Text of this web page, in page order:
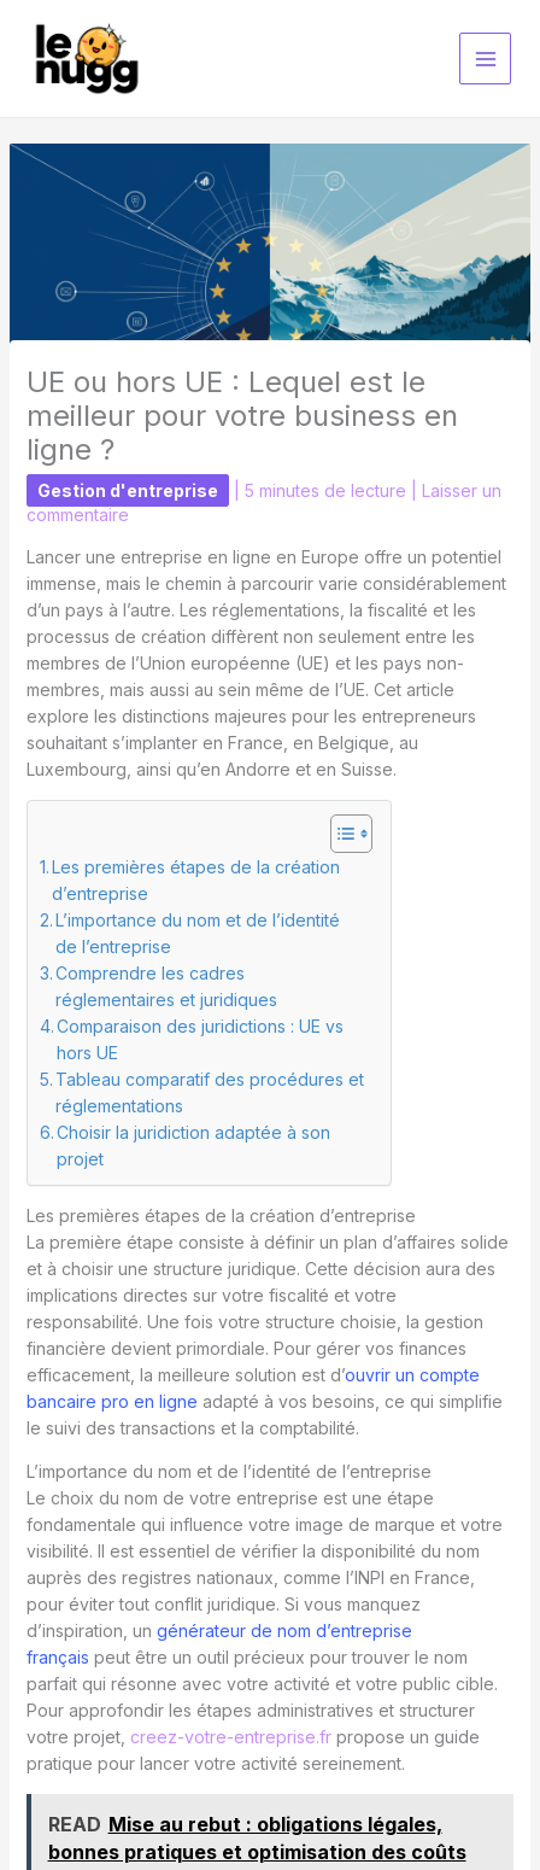
contenu
UE ou hors UE : Lequel est le
meilleur pour votre business en
ligne ?
Gestion d'entreprise 5 minutes de lecture
Laisser un
commentaire
Lancer une entreprise en ligne en Europe offre un potentiel
immense, mais le chemin à parcourir varie considérablement
d’un pays à l’autre. Les réglementations, la fiscalité et les
processus de création diffèrent non seulement entre les
membres de l’Union européenne (UE) et les pays non-
membres, mais aussi au sein même de l’UE. Cet article
explore les distinctions majeures pour les entrepreneurs
souhaitant s’implanter en France, en Belgique, au
Luxembourg, ainsi qu’en Andorre et en Suisse.
Les premières étapes de la création
d’entreprise
L’importance du nom et de l’identité
de l’entreprise
Comprendre les cadres
réglementaires et juridiques
Comparaison des juridictions : UE vs
hors UE
Tableau comparatif des procédures et
réglementations
Choisir la juridiction adaptée à son
projet
Les premières étapes de la création d’entreprise
La première étape consiste à définir un plan d’affaires solide
et à choisir une structure juridique. Cette décision aura des
implications directes sur votre fiscalité et votre
responsabilité. Une fois votre structure choisie, la gestion
financière devient primordiale. Pour gérer vos finances
efficacement, la meilleure solution est d’ouvrir un compte
bancaire pro en ligne adapté à vos besoins, ce qui simplifie
le suivi des transactions et la comptabilité.
L’importance du nom et de l’identité de l’entreprise
Le choix du nom de votre entreprise est une étape
fondamentale qui influence votre image de marque et votre
visibilité. Il est essentiel de vérifier la disponibilité du nom
auprès des registres nationaux, comme l’INPI en France,
pour éviter tout conflit juridique. Si vous manquez
d’inspiration, un générateur de nom d’entreprise
français peut être un outil précieux pour trouver le nom
parfait qui résonne avec votre activité et votre public cible.
Pour approfondir les étapes administratives et structurer
votre projet, creez-votre-entreprise.frpropose un guide
pratique pour lancer votre activité sereinement.
READ Mise au rebut : obligations légales,
bonnes pratiques et optimisation des coûts